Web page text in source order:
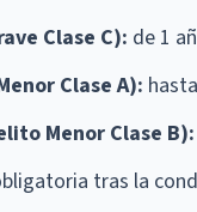
Clase C): de 1
Clase A):
Menor Clase B):
tras la